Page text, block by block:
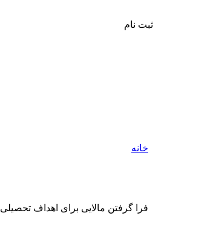
ثبت نام
خانه
فرا گرفتن مالایی برای اهداف تحصیلی